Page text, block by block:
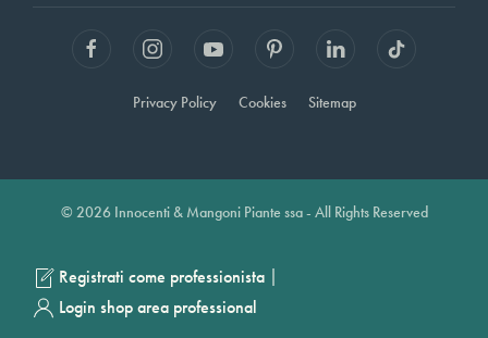
Privacy Policy Cookies Sitemap
© 2026 Innocenti & Mangoni Piante ssa - All Rights Reserved
Registrati come professionista |
Login shop area professional